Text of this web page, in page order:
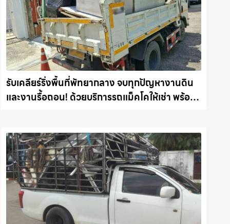
รับเคลียร์ริ่งพื้นที่พัทยากลาง จบทุกปัญหางานดิน
และงานรื้อถอน! ด้วยบริการรถแม็คโคให้เช่า พร้อม